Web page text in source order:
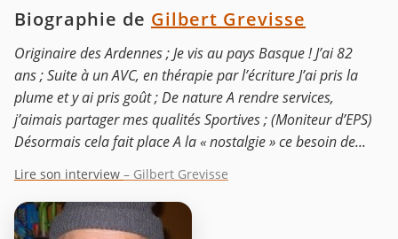
Biographie de Gilbert Grevisse
Originaire des Ardennes ; Je vis au pays Basque ! J’ai 82
ans ; Suite à un AVC, en thérapie par l’écriture J’ai pris la
plume et y ai pris goût ; De nature A rendre services,
j’aimais partager mes qualités Sportives ; (Moniteur d’EPS)
Désormais cela fait place A la « nostalgie » ce besoin de...
Lire son interview – Gilbert Grevisse